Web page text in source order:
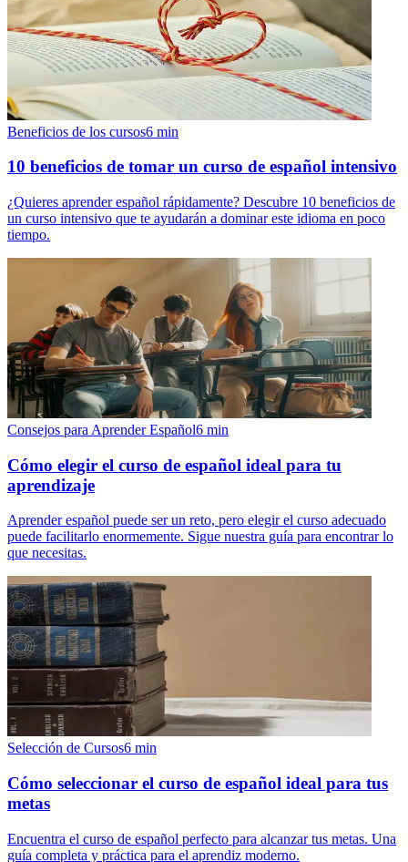
Beneficios de los cursos6 min
10 beneficios de tomar un curso de español intensivo
¿Quieres aprender español rápidamente? Descubre 10 beneficios de
un curso intensivo que te ayudarán a dominar este idioma en poco
tiempo.
Consejos para Aprender Español6 min
Cómo elegir el curso de español ideal para tu
aprendizaje
Aprender español puede ser un reto, pero elegir el curso adecuado
puede facilitarlo enormemente. Sigue nuestra guía para encontrar lo
que necesitas.
Selección de Cursos6 min
Cómo seleccionar el curso de español ideal para tus
metas
Encuentra el curso de español perfecto para alcanzar tus metas. Una
guía completa y práctica para el aprendiz moderno.